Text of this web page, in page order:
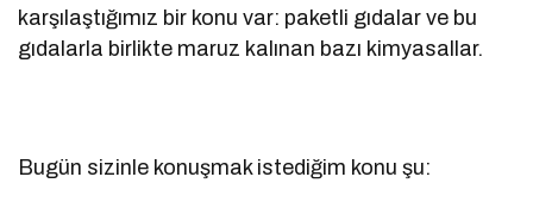
karşılaştığımız bir konu var: paketli gıdalar ve bu
gıdalarla birlikte maruz kalınan bazı kimyasallar.
Bugün sizinle konuşmak istediğim konu şu: